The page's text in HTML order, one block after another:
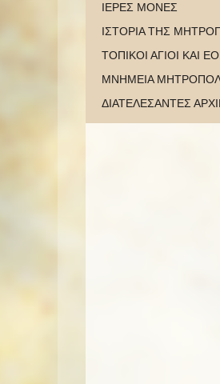
ΙΕΡΕΣ ΜΟΝΕΣ
ΙΣΤΟΡΙΑ ΤΗΣ
ΤΟΠΙΚΟΙ ΑΓΙΟΙ ΚΑΙ
ΜΝΗΜΕΙΑ
ΔΙΑΤΕΛΕΣΑΝΤΕΣ